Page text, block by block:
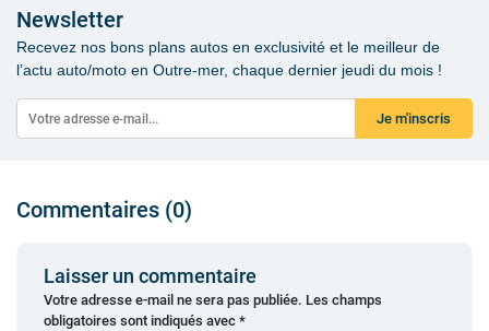
Newsletter
Recevez nos bons plans autos en exclusivité et le meilleur de
l’actu auto/moto en Outre-mer, chaque dernier jeudi du mois !
Je m'inscris
Commentaires (0)
Laisser un commentaire
Votre adresse e-mail ne sera pas publiée. Les champs
obligatoires sont indiqués avec *